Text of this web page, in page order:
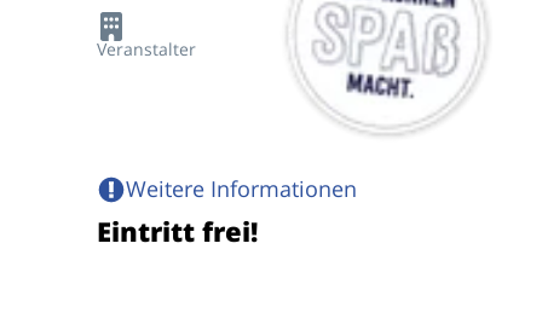
Veranstalter
Weitere Informationen
Eintritt frei!